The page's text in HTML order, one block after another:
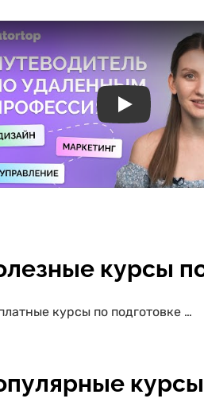
Play
курсы
Бесплатные курсы по подготовке к ОГЭ по русскому